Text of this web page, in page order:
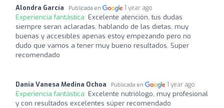
Alondra García Publicada en 1 year ago
Experiencia fantástica: Excelente atención, tus dudas
siempre seran aclaradas, hablando de las dietas, muy
buenas y accesibles apenas estoy empezando pero no
dudo que vamos a tener muy bueno resultados. Super
recomendado
Dania Vanesa Medina Ochoa Publicada en 1 year ago
Experiencia fantástica: Excelente nutriólogo, muy profesional
y con resultados excelentes súper recomendado